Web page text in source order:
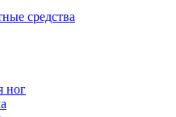
средства
ног